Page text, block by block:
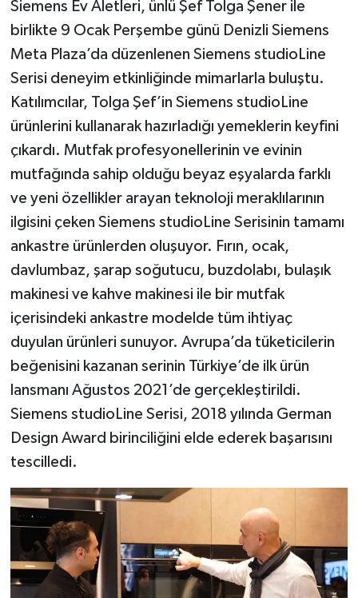
Siemens Ev Aletleri, ünlü Şef Tolga Şener ile
birlikte 9 Ocak Perşembe günü Denizli Siemens
Meta Plaza’da düzenlenen Siemens studioLine
Serisi deneyim etkinliğinde mimarlarla buluştu.
Katılımcılar, Tolga Şef’in Siemens studioLine
ürünlerini kullanarak hazırladığı yemeklerin keyfini
çıkardı. Mutfak profesyonellerinin ve evinin
mutfağında sahip olduğu beyaz eşyalarda farklı
ve yeni özellikler arayan teknoloji meraklılarının
ilgisini çeken Siemens studioLine Serisinin tamamı
ankastre ürünlerden oluşuyor. Fırın, ocak,
davlumbaz, şarap soğutucu, buzdolabı, bulaşık
makinesi ve kahve makinesi ile bir mutfak
içerisindeki ankastre modelde tüm ihtiyaç
duyulan ürünleri sunuyor. Avrupa’da tüketicilerin
beğenisini kazanan serinin Türkiye’de ilk ürün
lansmanı Ağustos 2021’de gerçekleştirildi.
Siemens studioLine Serisi, 2018 yılında German
Design Award birinciliğini elde ederek başarısını
tescilledi.